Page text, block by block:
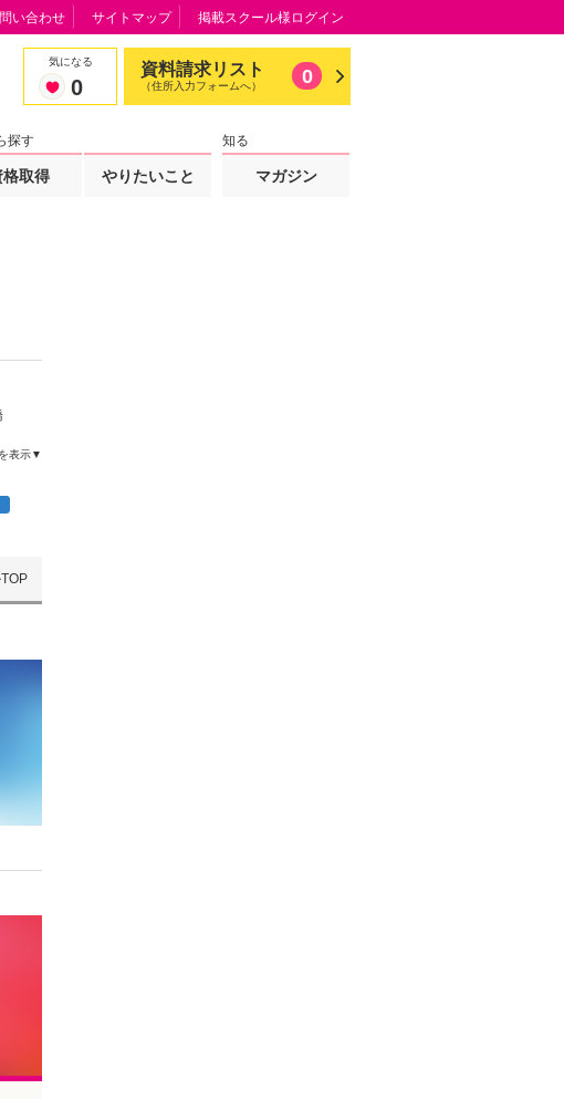
気になる
0
資料請求リスト
（住所入力フォームへ） 0
探す
格取得 やりたいこと
知る
マガジン
い合わせ サイトマップ 掲載スクール様ログイン
表示▼